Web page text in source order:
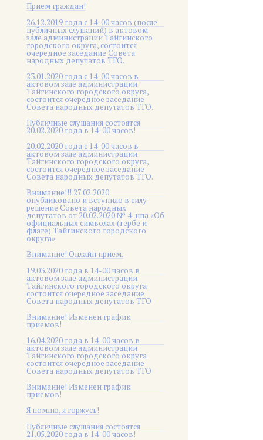
Прием граждан!
26.12.2019 года с 14-00 часов (после
публичных слушаний) в актовом
зале администрации Тайгинского
городского округа, состоится
очередное заседание Совета
народных депутатов ТГО.
23.01.2020 года с 14-00 часов в
актовом зале администрации
Тайгинского городского округа,
состоится очередное заседание
Совета народных депутатов ТГО.
Публичные слушания состоятся
20.02.2020 года в 14-00 часов!
20.02.2020 года с 14-00 часов в
актовом зале администрации
Тайгинского городского округа,
состоится очередное заседание
Совета народных депутатов ТГО.
Внимание!!! 27.02.2020
опубликовано и вступило в силу
решение Совета народных
депутатов от 20.02.2020 № 4-нпа «Об
официальных символах (гербе и
флаге) Тайгинского городского
округа»
Внимание! Онлайн прием.
19.03.2020 года в 14-00 часов в
актовом зале администрации
Тайгинского городского округа
состоится очередное заседание
Совета народных депутатов ТГО
Внимание! Изменен график
приемов!
16.04.2020 года в 14-00 часов в
актовом зале администрации
Тайгинского городского округа
состоится очередное заседание
Совета народных депутатов ТГО
Внимание! Изменен график
приемов!
Я помню, я горжусь!
Публичные слушания состоятся
21.05.2020 года в 14-00 часов!